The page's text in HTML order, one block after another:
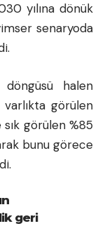
yılına dönük
senaryoda
halen
görülen
görülen %85
bunu görece
geri